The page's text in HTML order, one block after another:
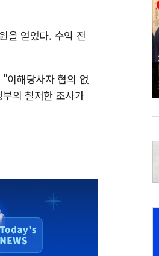
을 얻었다. 수익 전
이해당사자 협의 없
의 철저한 조사가